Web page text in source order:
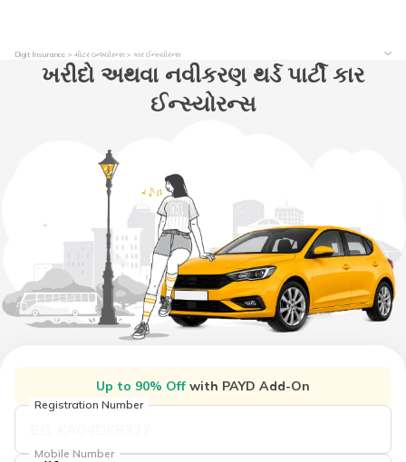
Digit Insurance મોટર ઇન્શ્યોરન્સ કાર ઈન્સ્યોરન્સ
ખરીદો અથવા નવીકરણ થર્ડ પાર્ટી કાર
ઈન્સ્યોરન્સ
Up to 90% Off with PAYD Add-On
Registration Number
Mobile Number